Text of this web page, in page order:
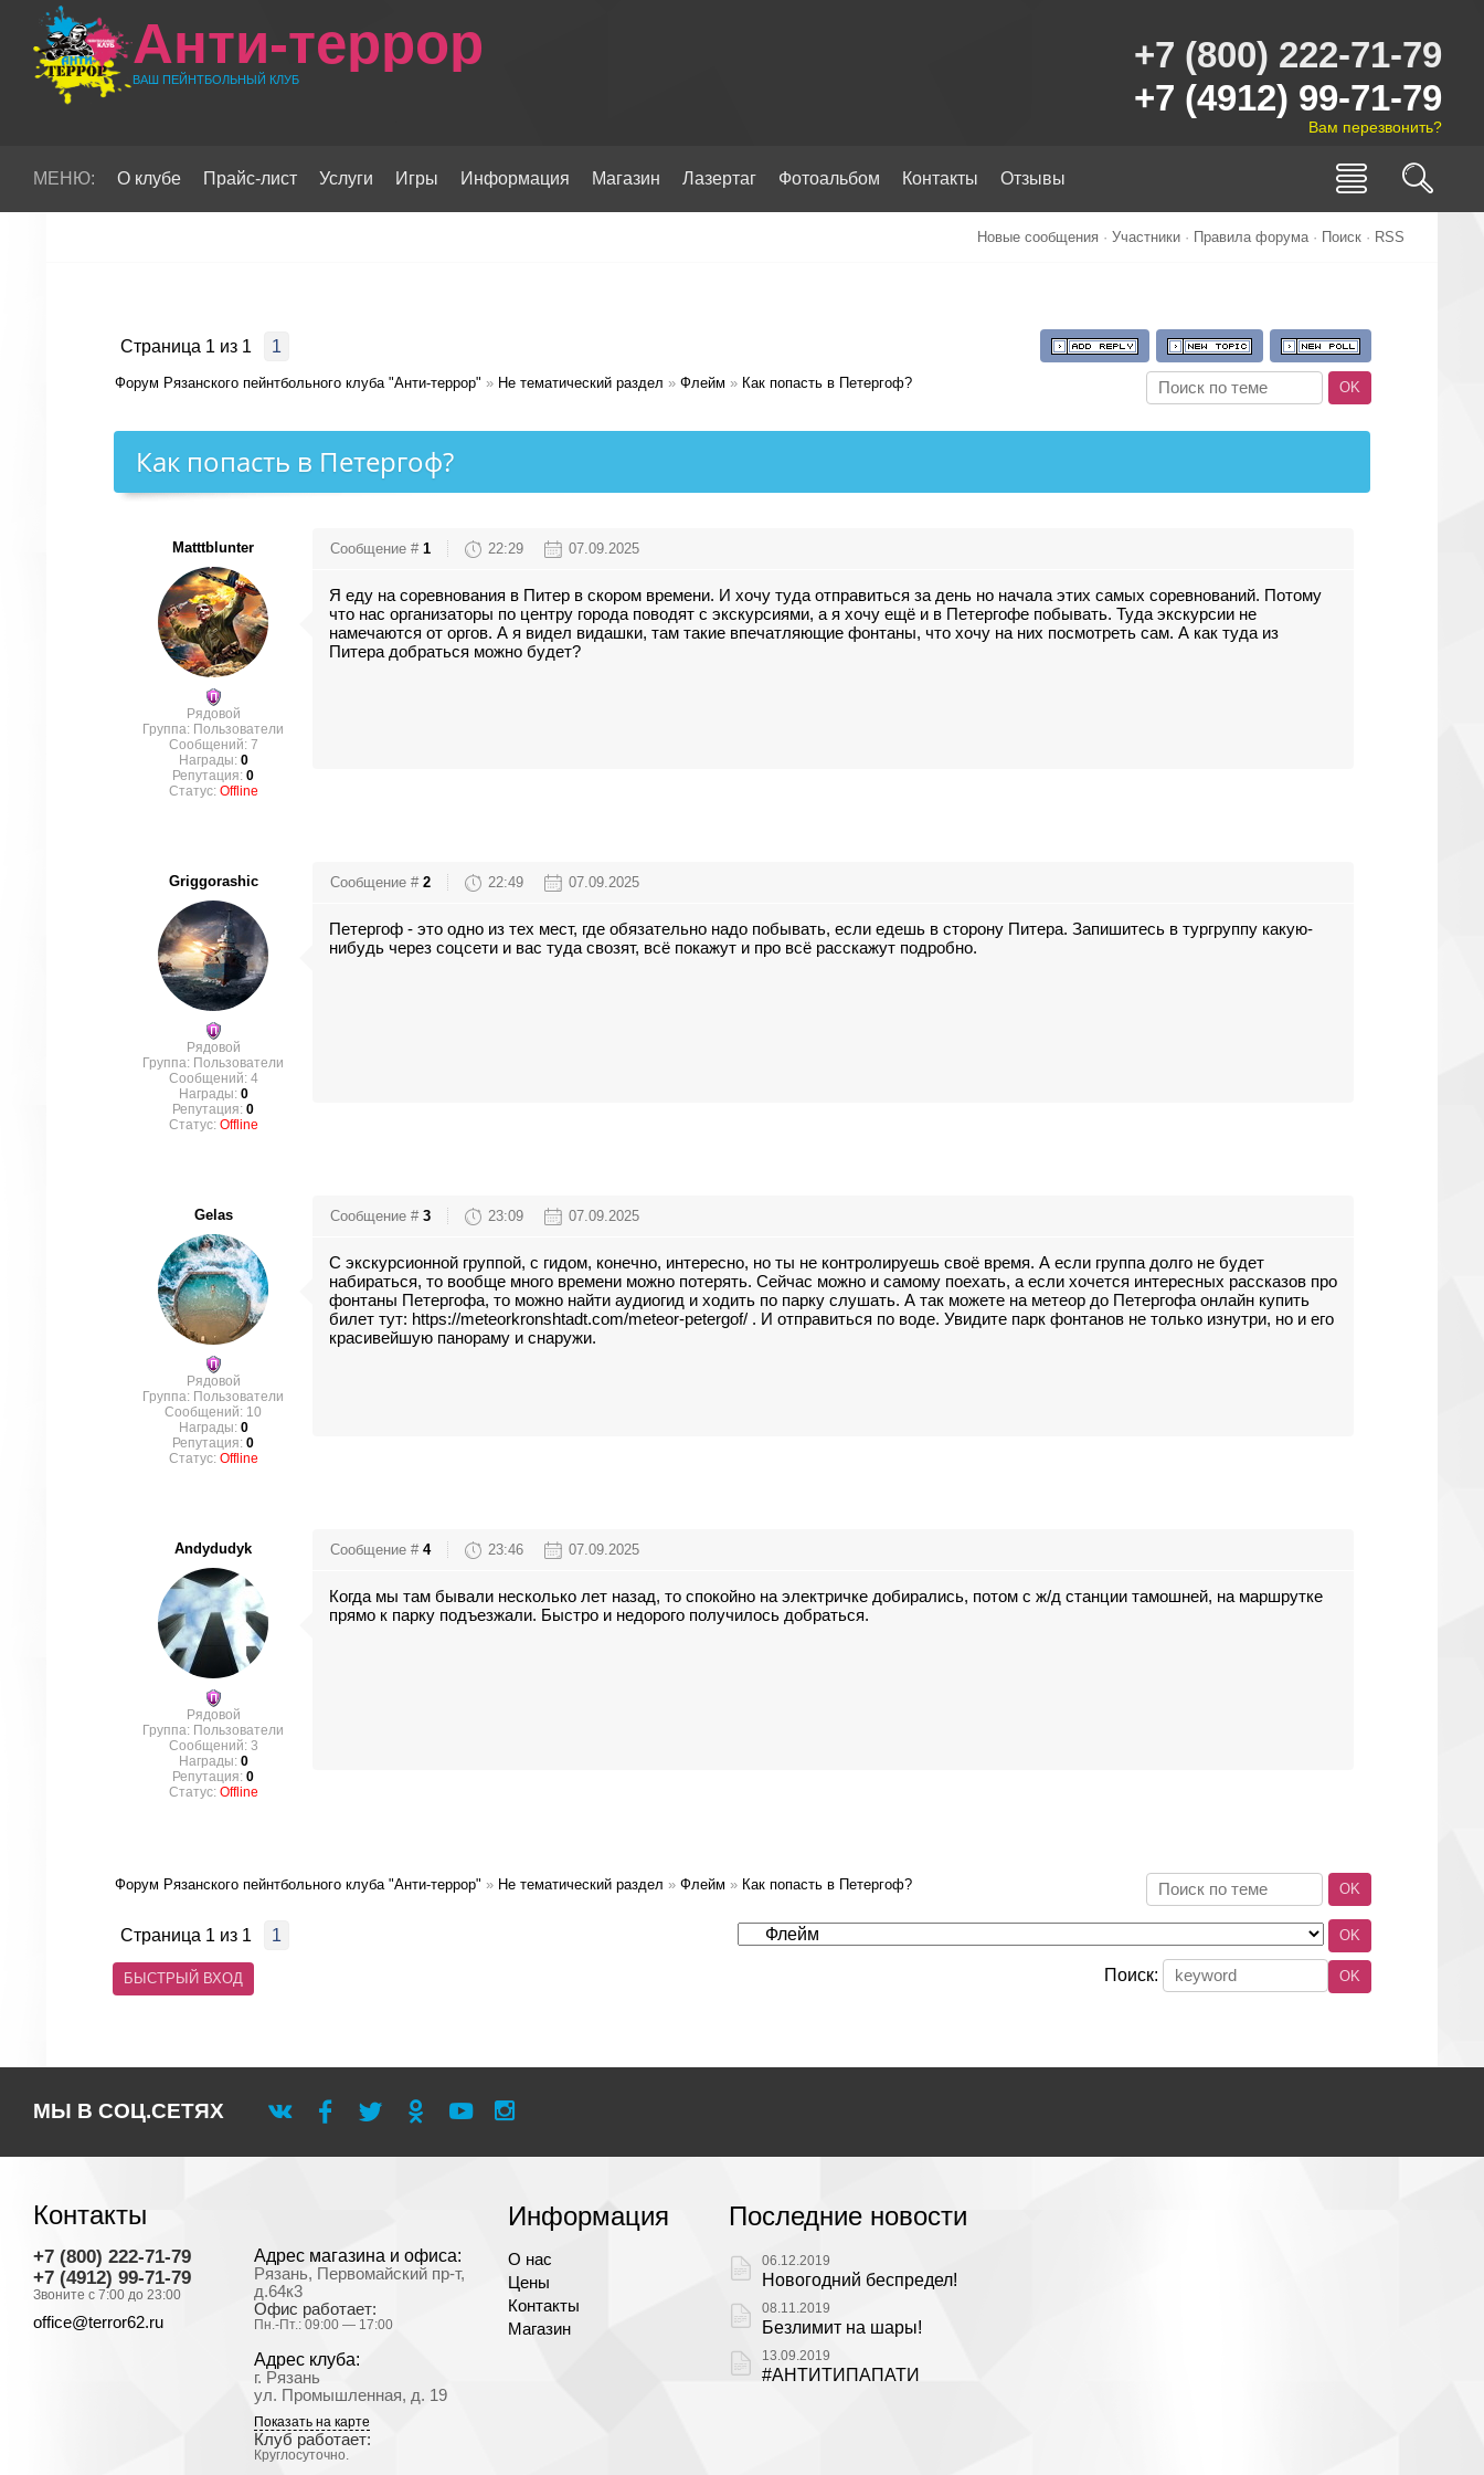
Анти-террор
ВАШ ПЕЙНТБОЛЬНЫЙ КЛУБ
+7 (800) 222-71-79
+7 (4912) 99-71-79
Вам перезвонить?
МЕНЮ: О клубе Прайс-лист Услуги Игры Информация Магазин Лазертаг Фотоальбом Контакты Отзывы
Новые сообщения · Участники · Правила форума· Поиск · RSS
Страница 1 из 1 1
Форум Рязанского пейнтбольного клуба "Анти-террор" » Не тематический раздел » Флейм » Как попасть в Петергоф?
Как попасть в Петергоф?
Matttblunter
Рядовой
Группа: Пользователи
Сообщений: 7
Награды: 0
Репутация: 0
Статус: Offline
Сообщение # 1 22:29 07.09.2025
Я еду на соревнования в Питер в скором времени. И хочу туда отправиться за день но начала этих самых соревнований. Потому
что нас организаторы по центру города поводят с экскурсиями, а я хочу ещё и в Петергофе побывать. Туда экскурсии не
намечаются от оргов. А я видел видашки, там такие впечатляющие фонтаны, что хочу на них посмотреть сам. А как туда из
Питера добраться можно будет?
Griggorashic
Рядовой
Группа: Пользователи
Сообщений: 4
Награды: 0
Репутация: 0
Статус: Offline
Сообщение # 2 22:49 07.09.2025
Петергоф - это одно из тех мест, где обязательно надо побывать, если едешь в сторону Питера. Запишитесь в тургруппу какую-
нибудь через соцсети и вас туда свозят, всё покажут и про всё расскажут подробно.
Gelas
Рядовой
Группа: Пользователи
Сообщений: 10
Награды: 0
Репутация: 0
Статус: Offline
Сообщение # 3 23:09 07.09.2025
С экскурсионной группой, с гидом, конечно, интересно, но ты не контролируешь своё время. А если группа долго не будет
набираться, то вообще много времени можно потерять. Сейчас можно и самому поехать, а если хочется интересных рассказов про
фонтаны Петергофа, то можно найти аудиогид и ходить по парку слушать. А так можете на метеор до Петергофа онлайн купить
билет тут: https://meteorkronshtadt.com/meteor-petergof/ . И отправиться по воде. Увидите парк фонтанов не только изнутри, но и его
красивейшую панораму и снаружи.
Andydudyk
Рядовой
Группа: Пользователи
Сообщений: 3
Награды: 0
Репутация: 0
Статус: Offline
Сообщение # 4 23:46 07.09.2025
Когда мы там бывали несколько лет назад, то спокойно на электричке добирались, потом с ж/д станции тамошней, на маршрутке
прямо к парку подъезжали. Быстро и недорого получилось добраться.
Форум Рязанского пейнтбольного клуба "Анти-террор" » Не тематический раздел » Флейм » Как попасть в Петергоф?
Страница 1 из 1 1
Поиск:
МЫ В СОЦ.СЕТЯХ
Контакты
+7 (800) 222-71-79
+7 (4912) 99-71-79
Звоните с 7:00 до 23:00
office@terror62.ru
Адрес магазина и офиса:
Рязань, Первомайский пр-т,
д.64к3
Офис работает:
Пн.-Пт.: 09:00 — 17:00
Адрес клуба:
г. Рязань
ул. Промышленная, д. 19
Показать на карте
Клуб работает:
Круглосуточно.
Информация
О нас
Цены
Контакты
Магазин
Последние новости
06.12.2019
Новогодний беспредел!
08.11.2019
Безлимит на шары!
13.09.2019
#АНТИТИПАПАТИ